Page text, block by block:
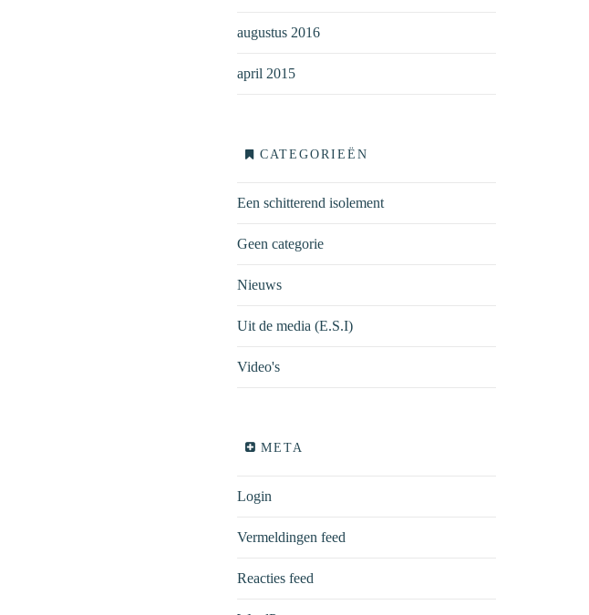
augustus 2016
april 2015
CATEGORIEËN
Een schitterend isolement
Geen categorie
Nieuws
Uit de media (E.S.I)
Video's
META
Login
Vermeldingen feed
Reacties feed